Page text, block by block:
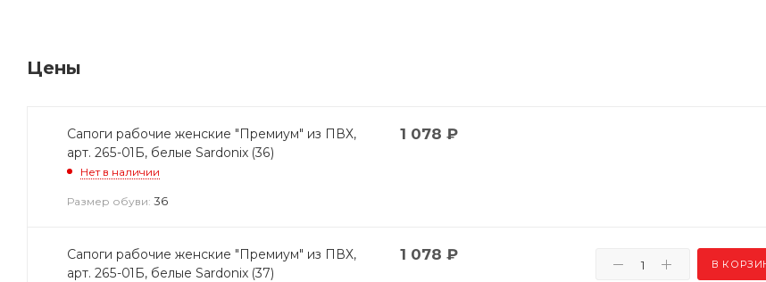
Цены
Сапоги рабочие женские "Премиум" из ПВХ,
арт. 265-01Б, белые Sardonix (36)
Нет в наличии
Размер обуви: 36
1 078 ₽
Сапоги рабочие женские "Премиум" из ПВХ,
арт. 265-01Б, белые Sardonix (37)
1 078 ₽
В